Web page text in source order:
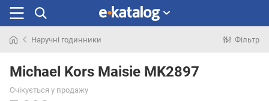
раніше
Наручні годинники Фільтр
Michael Kors Maisie MK2897
Очікується у продажу